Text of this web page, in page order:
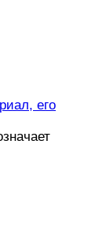
его